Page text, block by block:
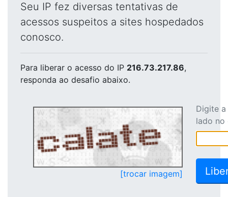
Seu IP fez diversas tentativas de
acessos suspeitos a sites hospedados
conosco.
Para liberar o acesso do IP 216.73.217.86,
responda ao desafio abaixo.
[trocar imagem]
Digite
lado no